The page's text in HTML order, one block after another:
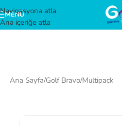
Navigasyona atla
Ana içeriğe atla
MENÜ
Ana Sayfa/Golf Bravo/Multipack